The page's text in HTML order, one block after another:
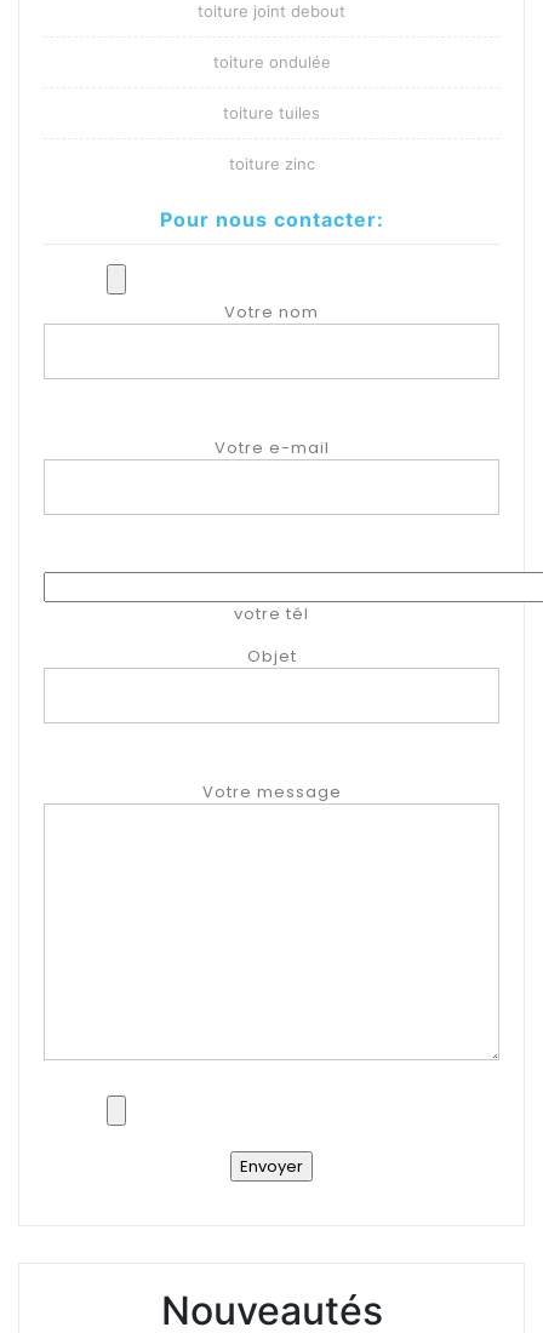
toiture joint debout
toiture ondulée
toiture tuiles
toiture zinc
Pour nous contacter:
Votre nom
Votre e-mail
votre tél
Objet
Votre message
Nouveautés